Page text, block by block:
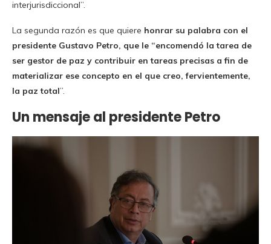
interjurisdiccional”.
La segunda razón es que quiere honrar su palabra con el
presidente Gustavo Petro, que le “encomendó la tarea de
ser gestor de paz y contribuir en tareas precisas a fin de
materializar ese concepto en el que creo, fervientemente,
la paz total”.
Un mensaje al presidente Petro